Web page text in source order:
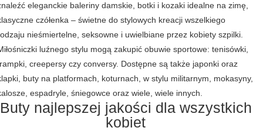
eleganckie baleriny damskie, botki i kozaki idealne na zimę,
czółenka – świetne do stylowych kreacji wszelkiego
nieśmiertelne, seksowne i uwielbiane przez kobiety szpilki.
luźnego stylu mogą zakupić obuwie sportowe: tenisówki,
creepersy czy conversy. Dostępne są także japonki oraz
buty na platformach, koturnach, w stylu militarnym, mokasyny,
espadryle, śniegowce oraz wiele, wiele innych.
Buty najlepszej jakości dla wszystkich
kobiet